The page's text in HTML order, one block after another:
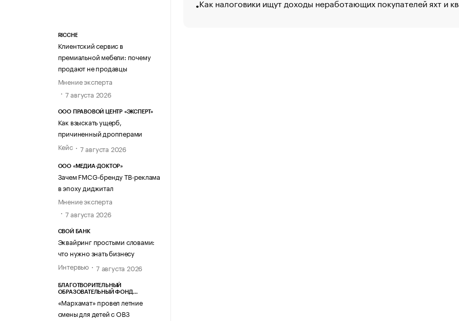
RICCHE
Клиентский сервис в
премиальной мебели: почему
продают не продавцы
Мнение эксперта
7 августа 2026
ООО ПРАВОВОЙ ЦЕНТР «ЭКСПЕРТ»
Как взыскать ущерб,
причиненный дропперами
Кейс
7 августа 2026
ООО «МЕДИА-ДОКТОР»
Зачем FMCG-бренду ТВ-реклама
в эпоху диджитал
Мнение эксперта
7 августа 2026
СВОЙ БАНК
Эквайринг простыми словами:
что нужно знать бизнесу
Интервью
7 августа 2026
БЛАГОТВОРИТЕЛЬНЫЙ
ОБРАЗОВАТЕЛЬНЫЙ ФОНД
«Мархамат» провел летние
смены для детей с ОВЗ
Как налоговики ищут доходы неработающих покупателей яхт и